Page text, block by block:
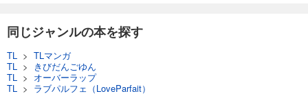
同じジャンルの本を探す
TL > TLマンガ
TL >
きびだんごゆん
TL > オーバーラップ
TL > ラブパルフェ（LoveParfait）